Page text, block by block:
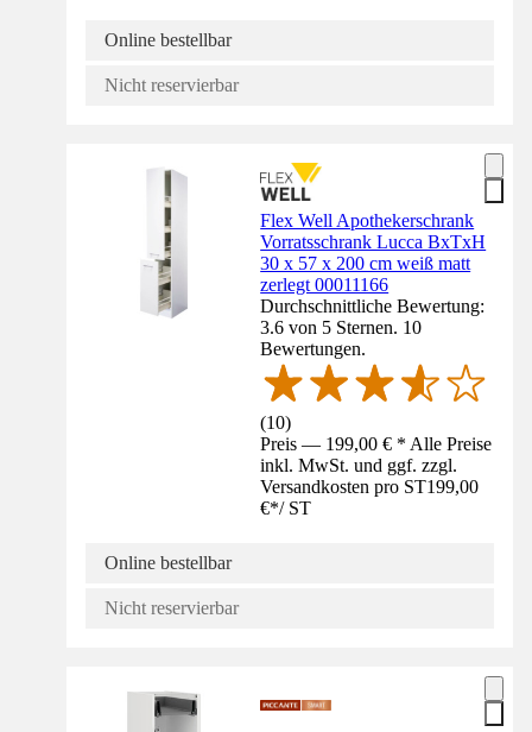
Online bestellbar
Nicht reservierbar
Flex Well Apothekerschrank
Vorratsschrank Lucca BxTxH
30 x 57 x 200 cm weiß matt
zerlegt 00011166
Durchschnittliche Bewertung:
3.6 von 5 Sternen. 10
Bewertungen.
(10)
Preis — 199,00 € * Alle Preise
inkl. MwSt. und ggf. zzgl.
Versandkosten pro ST199,00
€*/ ST
Online bestellbar
Nicht reservierbar